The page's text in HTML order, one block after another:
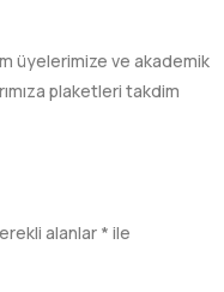
üyelerimize ve akademik
plaketleri takdim
alanlar * ile